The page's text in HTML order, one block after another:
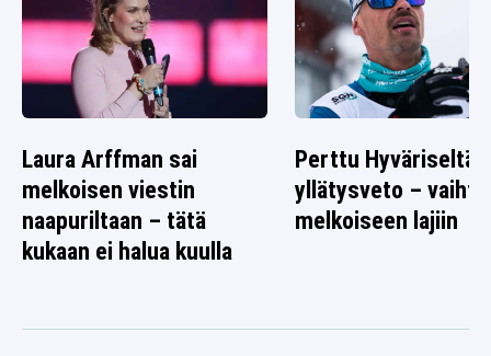
Laura Arffman sai
melkoisen viestin
naapuriltaan – tätä
kukaan ei halua kuulla
Perttu Hyväriseltä
yllätysveto –
melkoiseen lajiin